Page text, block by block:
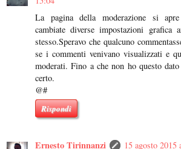
La pagina della moderazione si
cambiate diverse impostazioni
stesso.Speravo che qualcuno
se i commenti venivano visualizzati e
moderati. Fino a che non ho questo
certo.
@#
Rispondi
Ernesto Tirinnanzi
15 agosto 2015